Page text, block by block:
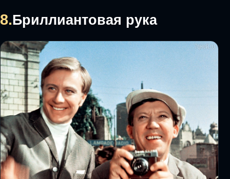
8.Бриллиантовая рука